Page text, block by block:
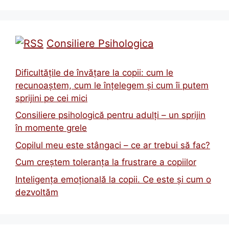
Consiliere Psihologica
Dificultățile de învățare la copii: cum le
recunoaștem, cum le înțelegem și cum îi putem
sprijini pe cei mici
Consiliere psihologică pentru adulți – un sprijin
în momente grele
Copilul meu este stângaci – ce ar trebui să fac?
Cum creștem toleranța la frustrare a copiilor
Inteligența emoțională la copii. Ce este și cum o
dezvoltăm